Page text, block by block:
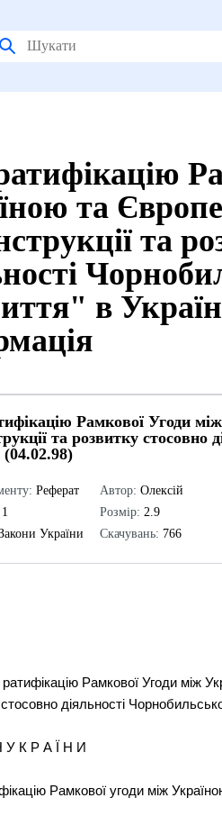
та
та
в
Рамкової Угоди
та розвитку
(04.02.98)
Реферат
1
України
Автор: Олексій
Розмір: 2.9
Скачувань: 766
Рамкової Угоди між
діяльності
У К Р А Ї Н И
Рамкової угоди між